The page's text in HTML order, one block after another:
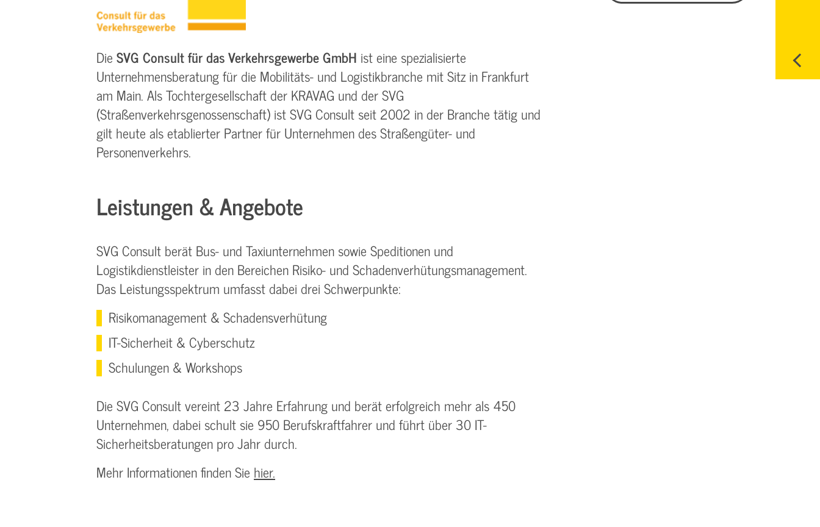
DieSVG Consult für das Verkehrsgewerbe GmbH ist eine spezialisierte
Unternehmensberatung für die Mobilitäts- und Logistikbranche mit Sitz in Frankfurt
am Main. Als Tochtergesellschaft der KRAVAG und der SVG
(Straßenverkehrsgenossenschaft) ist SVG Consult seit 2002 in der Branche tätig und
gilt heute als etablierter Partner für Unternehmen des Straßengüter- und
Personenverkehrs.
Leistungen & Angebote
SVG Consult berät Bus- und Taxiunternehmen sowie Speditionen und
Logistikdienstleister in den Bereichen Risiko- und Schadenverhütungsmanagement.
Das Leistungsspektrum umfasst dabei drei Schwerpunkte:
Risikomanagement & Schadensverhütung
IT-Sicherheit & Cyberschutz
Schulungen & Workshops
Die SVG Consult vereint 23 Jahre Erfahrung und berät erfolgreich mehr als 450
Unternehmen, dabei schult sie 950 Berufskraftfahrer und führt über 30 IT-
Sicherheitsberatungen pro Jahr durch.
Mehr Informationen finden Sie hier.